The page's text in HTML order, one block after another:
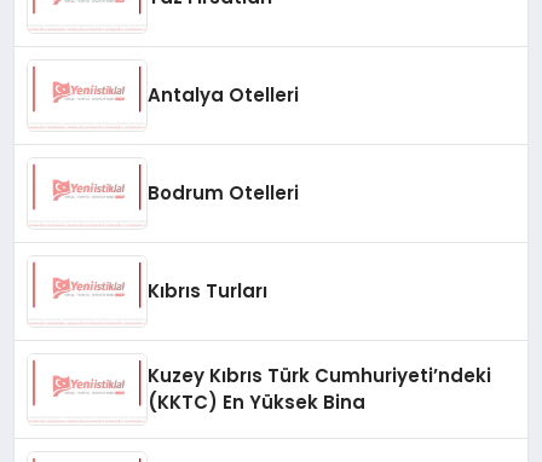
Antalya Otelleri
Bodrum Otelleri
Kıbrıs Turları
Kuzey Kıbrıs Türk Cumhuriyeti’ndeki
(KKTC) En Yüksek Bina